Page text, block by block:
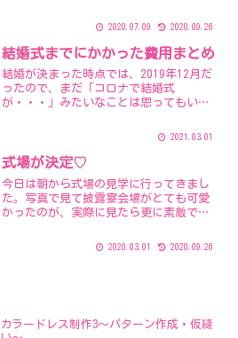
感じで結婚が決まりました。昨年の12月
ない( ；∀；)そこか...
2020.07.09 2020.09.26
結婚式までにかかった費用まとめ
結婚が決まった時点では、2019年12月だ
ったので、まだ「コロナで結婚式
が・・・」みたいなことは思ってもいな
持ってないし、両親からは金銭的援助は
できないと言われ、絶対に費用捻出して
やる～って気持ちでいまし...
2021.03.01
式場が決定♡
今日は朝から式場の見学に行ってきまし
た。写真で見て披露宴会場がとても可愛
かったのが、実際に見たら更に素敵で！
うことだったので予約しちゃいました。
試食したお料理もすごく美味しくて、チ
2020.03.01 2020.09.26
カラードレス制作3～パターン作成・仮縫